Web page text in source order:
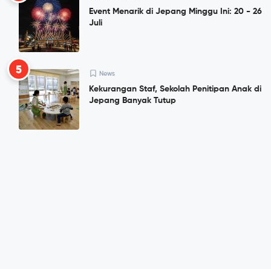
Event Menarik di Jepang Minggu Ini: 20 - 26
Juli
5 News
Kekurangan Staf, Sekolah Penitipan Anak di
Jepang Banyak Tutup